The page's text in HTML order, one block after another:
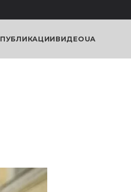
ПУБЛИКАЦИИВИДЕОUA